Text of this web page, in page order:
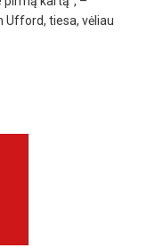
Ufford, tiesa, vėliau